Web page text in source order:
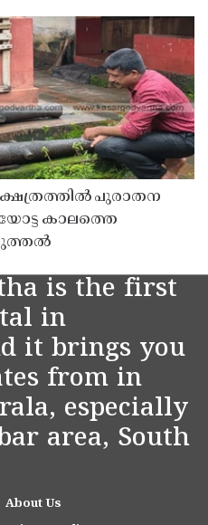
പുരാതന
കാലത്തെ
is the first
in
it brings you
from in
especially
area, South
About Us